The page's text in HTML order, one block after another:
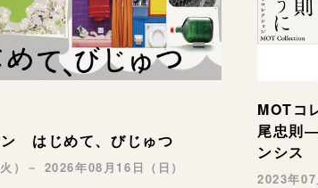
はじめて、びじゅつ
）－ 2026年08月16日（日）
MOTコ
尾忠則
ンシス
2023年07